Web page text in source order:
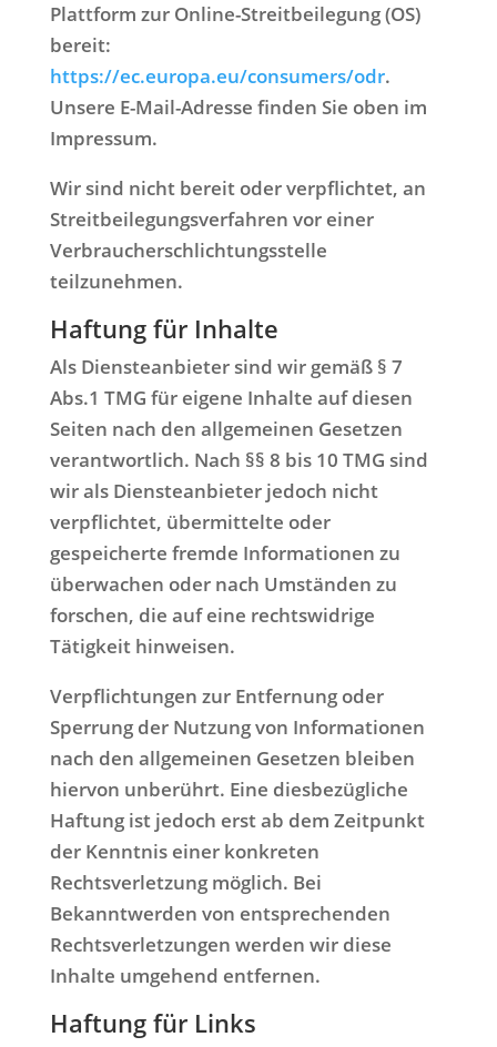
Plattform zur Online-Streitbeilegung (OS)
bereit:
https://ec.europa.eu/consumers/odr.
Unsere E-Mail-Adresse finden Sie oben im
Impressum.
Wir sind nicht bereit oder verpflichtet, an
Streitbeilegungsverfahren vor einer
Verbraucherschlichtungsstelle
teilzunehmen.
Haftung für Inhalte
Als Diensteanbieter sind wir gemäß § 7
Abs.1 TMG für eigene Inhalte auf diesen
Seiten nach den allgemeinen Gesetzen
verantwortlich. Nach §§ 8 bis 10 TMG sind
wir als Diensteanbieter jedoch nicht
verpflichtet, übermittelte oder
gespeicherte fremde Informationen zu
überwachen oder nach Umständen zu
forschen, die auf eine rechtswidrige
Tätigkeit hinweisen.
Verpflichtungen zur Entfernung oder
Sperrung der Nutzung von Informationen
nach den allgemeinen Gesetzen bleiben
hiervon unberührt. Eine diesbezügliche
Haftung ist jedoch erst ab dem Zeitpunkt
der Kenntnis einer konkreten
Rechtsverletzung möglich. Bei
Bekanntwerden von entsprechenden
Rechtsverletzungen werden wir diese
Inhalte umgehend entfernen.
Haftung für Links